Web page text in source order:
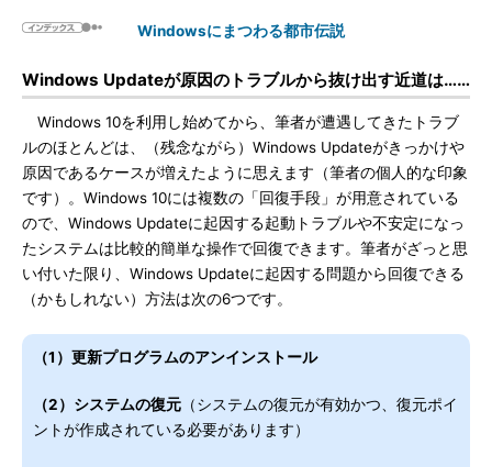
Windowsにまつわる都市伝説
Windows Updateが原因のトラブルから抜け出す近道は……
Windows 10を利用し始めてから、筆者が遭遇してきたトラブ
ルのほとんどは、（残念ながら）Windows Updateがきっかけや
原因であるケースが増えたように思えます（筆者の個人的な印象
です）。Windows 10には複数の「回復手段」が用意されている
ので、Windows Updateに起因する起動トラブルや不安定になっ
たシステムは比較的簡単な操作で回復できます。筆者がざっと思
い付いた限り、Windows Updateに起因する問題から回復できる
（かもしれない）方法は次の6つです。
（1）更新プログラムのアンインストール
（2）システムの復元 （システムの復元が有効かつ、復元ポイ
ントが作成されている必要があります）